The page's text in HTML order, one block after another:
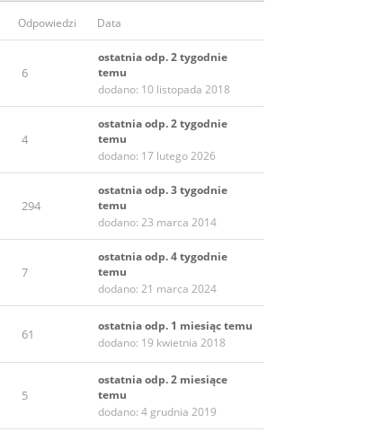
Odpowiedzi Data
6
ostatnia odp. 2 tygodnie
temu
dodano: 10 listopada 2018
4
ostatnia odp. 2 tygodnie
temu
dodano: 17 lutego 2026
294
ostatnia odp. 3 tygodnie
temu
dodano: 23 marca 2014
7
ostatnia odp. 4 tygodnie
temu
dodano: 21 marca 2024
61
ostatnia odp. 1 miesiąc temu
dodano: 19 kwietnia 2018
5
ostatnia odp. 2 miesiące
temu
dodano: 4 grudnia 2019